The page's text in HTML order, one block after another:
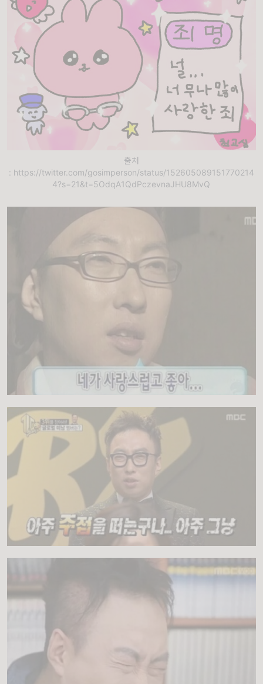
출처
: https://twitter.com/gosimperson/status/152605089151770214
4?s=21&t=5OdqA1QdPczevnaJHU8MvQ